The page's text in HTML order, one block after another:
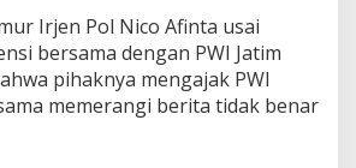
Irjen Pol Nico Afinta usai
bersama dengan PWI Jatim
pihaknya mengajak PWI
memerangi berita tidak benar